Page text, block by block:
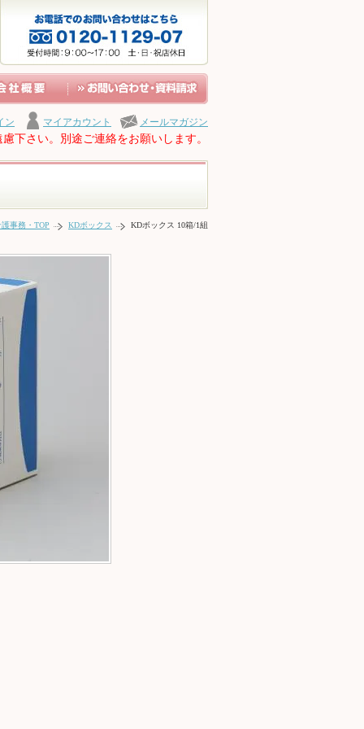
ン マイアカウント メールマガジン
下さい。別途ご連絡をお願いします。
護事務・TOP KDボックス KDボックス 10箱/1組